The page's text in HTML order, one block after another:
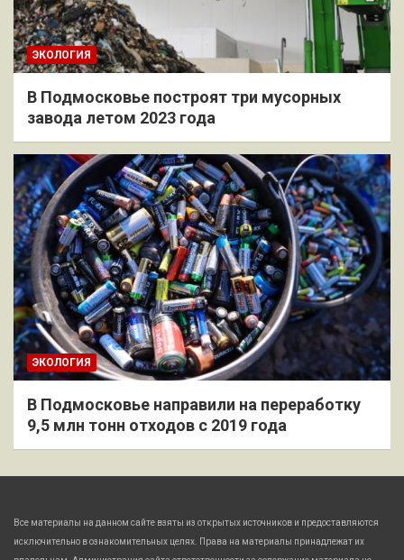
ЭКОЛОГИЯ
В Подмосковье построят три мусорных
завода летом 2023 года
ЭКОЛОГИЯ
В Подмосковье направили на переработку
9,5 млн тонн отходов с 2019 года
Все материалы на данном сайте взяты из открытых источников и предоставляются
исключительно в ознакомительных целях. Права на материалы принадлежат их